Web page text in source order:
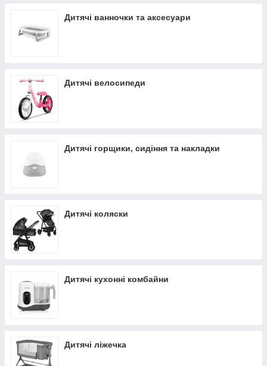
Дитячі ванночки та аксесуари
Дитячі велосипеди
Дитячі горщики, сидіння та накладки
Дитячі коляски
Дитячі кухонні комбайни
Дитячі ліжечка